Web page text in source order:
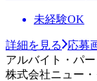
未経験OK
詳細を見る
応募
アルバイト・パー
株式会社ニュー